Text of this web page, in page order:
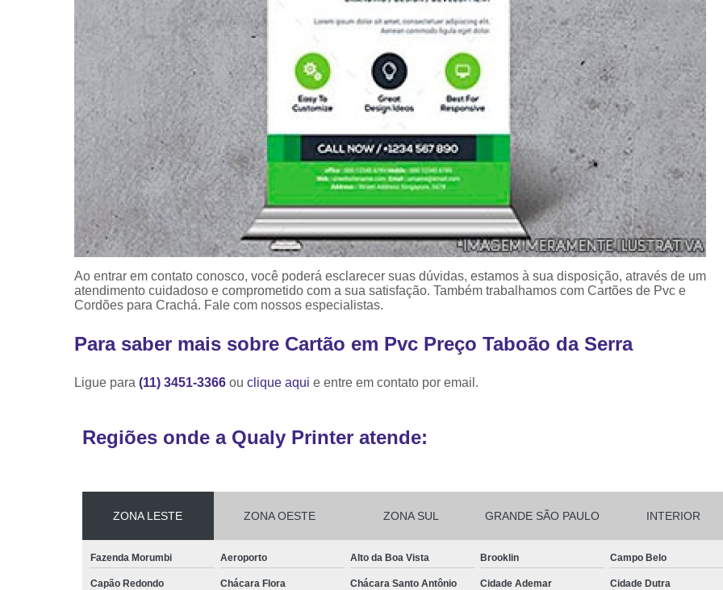
Ribbon Colorido
Ribbon
Ribbon Fargo
Ribbon
Ribbon Resina
Ribbon de Impressora
Ribbon Impressora
Ribbon Impressora
Ribbon para Impressora de
Ribbon para Impressora Zebra
Ribbon da Impressora Rio Grande
Ribbon de Impressoras
Ao entrar em contato conosco, você poderá esclarecer suas dúvidas, estamos à sua disposição, através de um
atendimento cuidadoso e comprometido com a sua satisfação. Também trabalhamos com Cartões de Pvc e
Cordões para Crachá. Fale com nossos especialistas.
Para saber mais sobre Cartão em Pvc Preço Taboão da Serra
Ligue para (11) 3451-3366 ou clique aqui e entre em contato por email.
Regiões onde a Qualy Printer atende:
ZONA LESTE ZONA OESTE ZONA SUL GRANDE SÃO PAULO INTERIOR
Fazenda Morumbi Aeroporto Alto da Boa Vista Brooklin Campo Belo
Capão Redondo Chácara Flora Chácara Santo Antônio Cidade Ademar Cidade Dutra